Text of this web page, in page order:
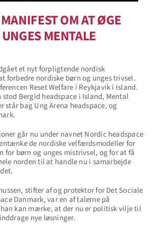
OM AT ØGE
MENTALE
et nyt forpligtende nordisk
forbedre nordiske børn og unges trivsel.
Reset Welfare i Reykjavik i Island.
stod Bergid headspace i Island, Mental
står bag Ung Arena headspace, og
går nu under navnet Nordic headspace
de nordiske velfærdsmodeller for
for børn og unges mistrivsel, og for at få
norden til at handle nu i samarbejde
stifter af og protektor for Det Sociale
Danmark, var en af talerne på
kan mærke, at der nu er politisk vilje til
nye løsninger.